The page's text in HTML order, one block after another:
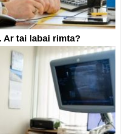
tai labai rimta?